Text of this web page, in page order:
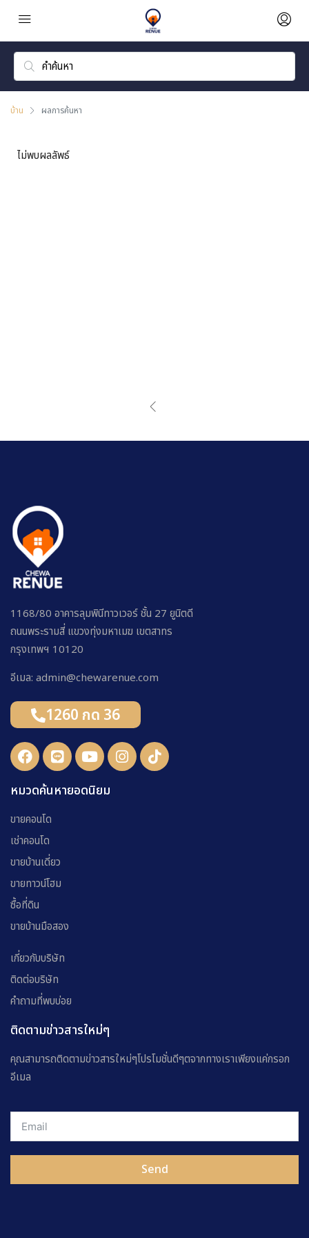
บ้าน ผลการค้นหา
ไม่พบผลลัพธ์
1168/80 อาคารลุมพินีทาวเวอร์ ชั้น 27 ยูนิตดี
ถนนพระรามสี่ แขวงทุ่งมหาเมฆ เขตสาทร
กรุงเทพฯ 10120
อีเมล: admin@chewarenue.com
1260 กด 36
หมวดค้นหายอดนิยม
ขายคอนโด
เช่าคอนโด
ขายบ้านเดี่ยว
ขายทาวน์โฮม
ซื้อที่ดิน
ขายบ้านมือสอง
เกี่ยวกับบริษัท
ติดต่อบริษัท
คำถามที่พบบ่อย
ติดตามข่าวสารใหม่ๆ
คุณสามารถติดตามข่าวสารใหม่ๆโปรโมชั่นดีๆตจากทางเราเพียงแค่กรอก
อีเมล
Send